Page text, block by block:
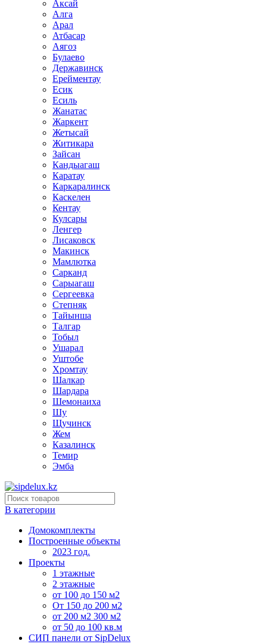
Аксай
Алга
Арал
Атбасар
Аягоз
Булаево
Державинск
Ерейментау
Есик
Есиль
Жанатас
Жаркент
Жетысай
Житикара
Зайсан
Кандыагаш
Каратау
Каркаралинск
Каскелен
Кентау
Кулсары
Ленгер
Лисаковск
Макинск
Мамлютка
Сарканд
Сарыагаш
Сергеевка
Степняк
Тайынша
Талгар
Тобыл
Ушарал
Уштобе
Хромтау
Шалкар
Шардара
Шемонаиха
Шу
Щучинск
Жем
Казалинск
Темир
Эмба
В категории
Домокомплекты
Построенные объекты
2023 год.
Проекты
1 этажные
2 этажные
от 100 до 150 м2
От 150 до 200 м2
от 200 м2 300 м2
от 50 до 100 кв.м
СИП панели от SipDelux